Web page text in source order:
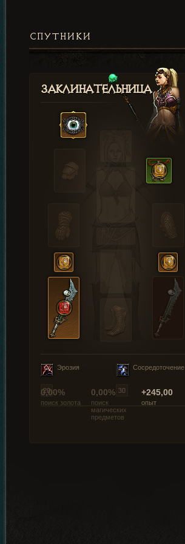
СПУТНИКИ
Заклинательница
Эрозия Сосредоточение
0,00%
поиск золота
0,00%
поиск
магических
предметов
+245,00
опыт